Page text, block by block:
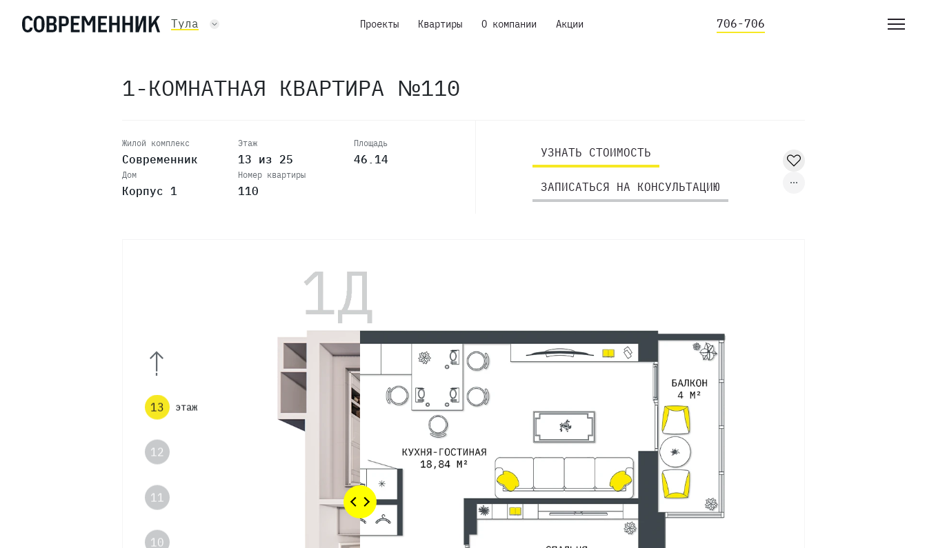
Тула Проекты Квартиры О компании Акции 706-706
1-КОМНАТНАЯ КВАРТИРА №110
Жилой комплекс
Современник
Дом
Корпус 1
Этаж
13 из 25
Номер квартиры
110
Площадь
46.14 УЗНАТЬ СТОИМОСТЬ
ЗАПИСАТЬСЯ НА КОНСУЛЬТАЦИЮ
20
14
13 этаж
12
11
10